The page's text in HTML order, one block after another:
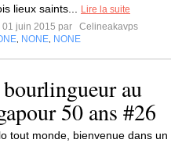
lieux saints...
Lire la suite
01 juin 2015 par
Celineakavps
NONE NONE
au
50 ans #26
tout monde, bienvenue dans un